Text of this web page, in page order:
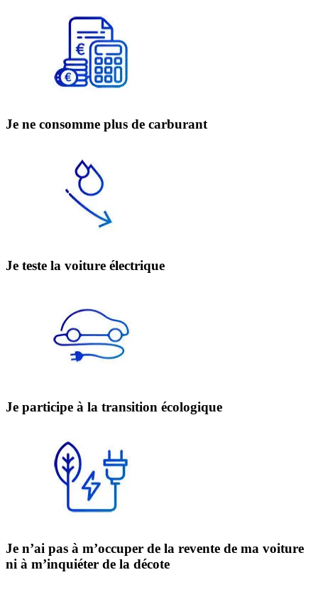
Je ne consomme plus de carburant
Je teste la voiture électrique
Je participe à la transition écologique
Je n’ai pas à m’occuper de la revente de ma voiture
ni à m’inquiéter de la décote